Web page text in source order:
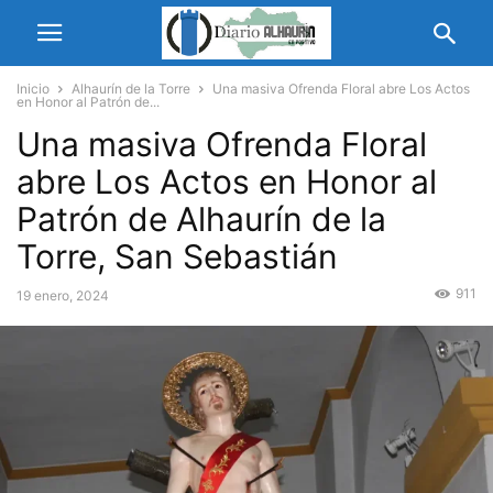
Inicio Alhaurín de la Torre
Una masiva Ofrenda Floral abre Los Actos
en Honor al Patrón de...
Una masiva Ofrenda Floral
abre Los Actos en Honor al
Patrón de Alhaurín de la
Torre, San Sebastián
19 enero, 2024 911